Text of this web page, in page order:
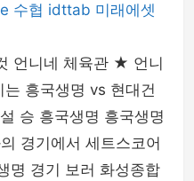
수협 idttab 미래에셋
언니네 체육관 ★ 언니
흥국생명 vs 현대건
승 흥국생명 흥국생명
경기에서 세트스코어
명 경기 보러 화성종합